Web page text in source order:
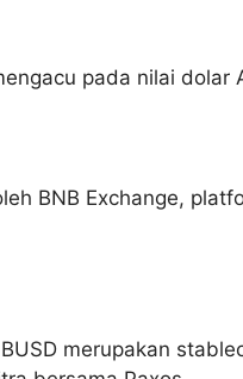
pada nilai dolar
BNB Exchange,
merupakan